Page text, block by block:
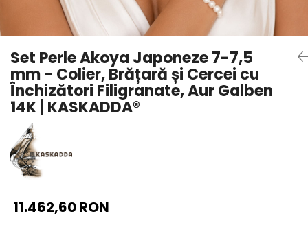
Seturi Perle cu Argint
Brățări cu Perle
Pandantive cu Perle
Brose cu Perle
Set Perle Akoya Japoneze 7-7,5
mm - Colier, Brățară și Cercei cu
Închizători Filigranate, Aur Galben
14K | KASKADDA®
11.462,60 RON